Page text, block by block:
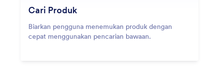
Cari Produk
Biarkan pengguna menemukan produk dengan
cepat menggunakan pencarian bawaan.